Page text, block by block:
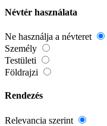
Névtér használata
Ne használja a névteret
Személy
Testületi
Földrajzi
Rendezés
Relevancia szerint